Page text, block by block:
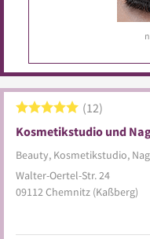
Kosmetikstudio und
Beauty, Kosmetikstudio,
12
Walter-Oertel-Str. 24
09112Chemnitz (Kaßberg)